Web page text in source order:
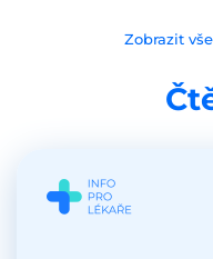
Zobrazit